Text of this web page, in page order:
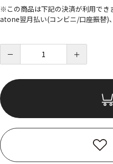
※この商品は下記の決済が利用でき
atone翌月払い(コンビニ/口座振替
－ ＋